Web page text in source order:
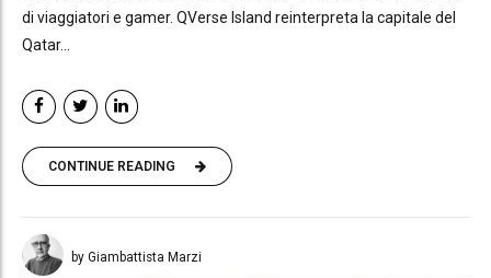
di viaggiatori e gamer. QVerse Island reinterpreta la capitale del
Qatar...
CONTINUE READING
by Giambattista Marzi